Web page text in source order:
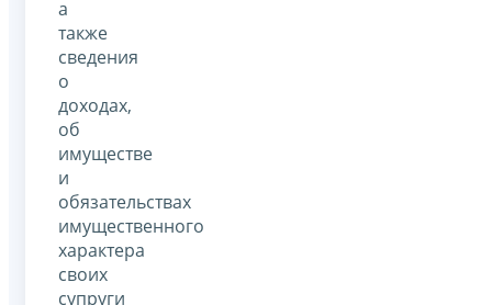
а
также
сведения
о
доходах,
об
имуществе
и
обязательствах
имущественного
характера
своих
супруги